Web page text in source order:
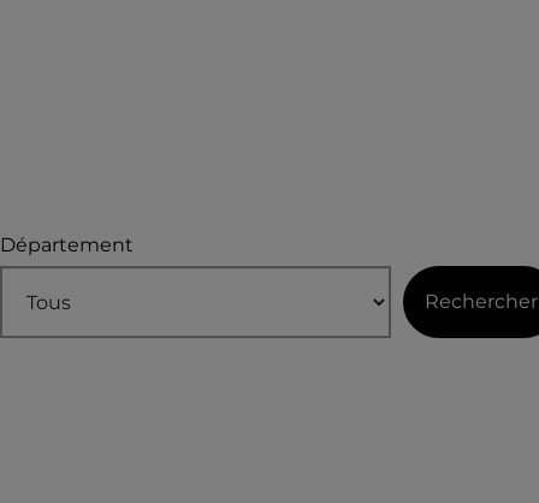
Département
Rechercher